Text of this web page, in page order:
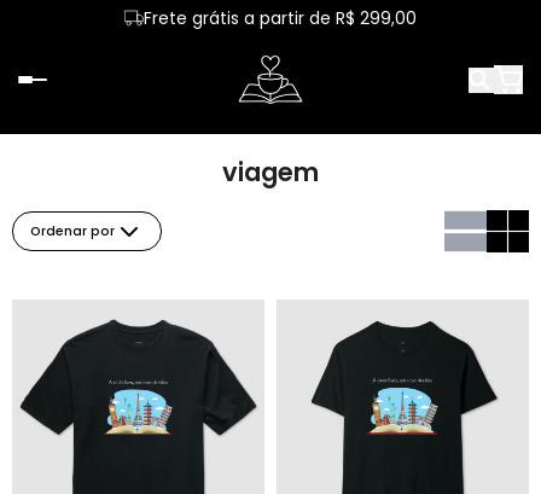
Frete grátis a partir de R$ 299,00
viagem
Ordenar por